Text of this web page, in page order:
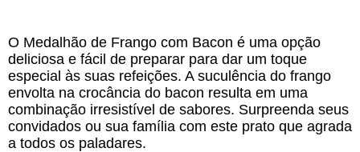
O Medalhão de Frango com Bacon é uma opção
deliciosa e fácil de preparar para dar um toque
especial às suas refeições. A suculência do frango
envolta na crocância do bacon resulta em uma
combinação irresistível de sabores. Surpreenda seus
convidados ou sua família com este prato que agrada
a todos os paladares.